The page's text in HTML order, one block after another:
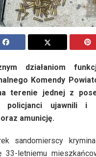
działaniom
Komendy
terenie jednej z
policjanci ujawnili i
amunicję.
sandomierscy
33-letniemu